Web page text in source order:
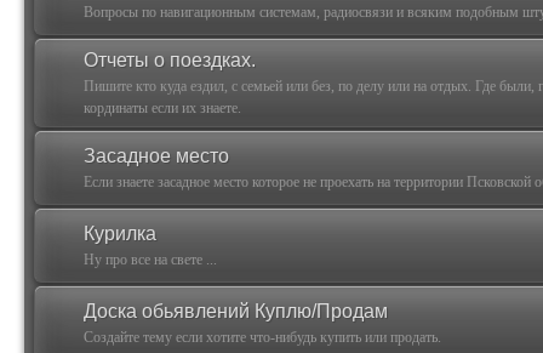
Вопросы по навигационным системам, радиосвязи и всяким подобным
Отчеты о поездках.
Пишите кто куда ездил, с семьей или без, по делу или на отдых. Где были,
кординаты если их знаете.
Засадное место
Если знаете засадное место которое не проехать на территории Псковской
Курилка
Ну про все на свете ...
Доска обьявлений Куплю/Продам
Создайте тему если хотите что-нибудь купить или продать.